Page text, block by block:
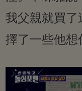
我父親就買了
擇了一些他想